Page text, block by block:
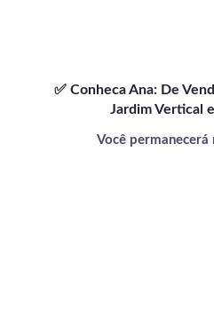
✅ Conheca Ana: De
Jardim Vertical
Você